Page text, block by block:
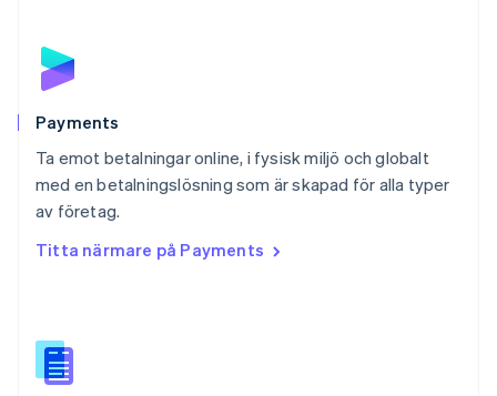
Payments
Ta emot betalningar online, i fysisk miljö och globalt
med en betalningslösning som är skapad för alla typer
av företag.
Titta närmare på Payments
Portugal
Português
English
DeutschFrançaisItalianoEnglish
Singapore
English简体中文
English
Español
Storbritannien